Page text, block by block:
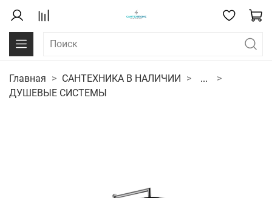
Главная САНТЕХНИКА В НАЛИЧИИ
...
ДУШЕВЫЕ СИСТЕМЫ